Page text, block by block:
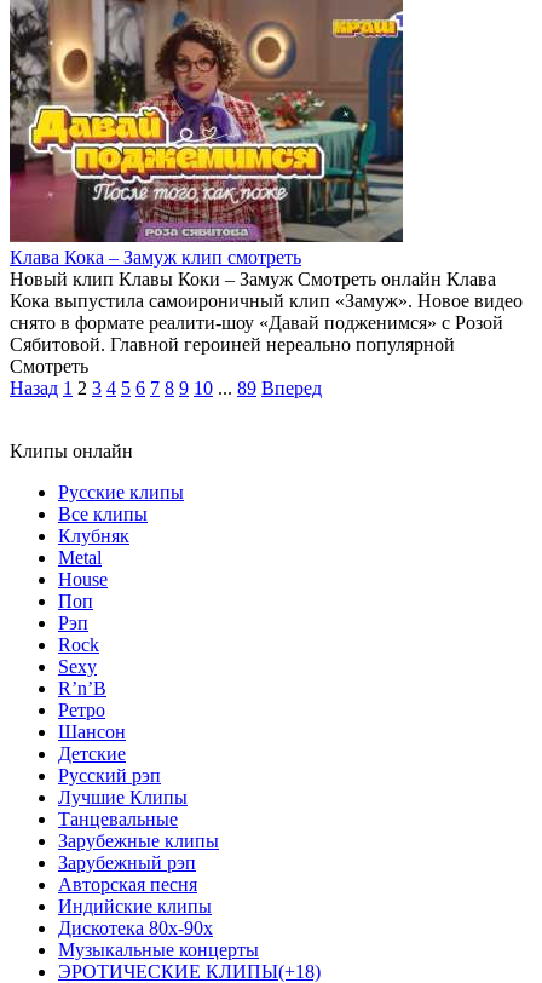
Клава Кока – Замуж клип смотреть
Новый клип Клавы Коки – Замуж Смотреть онлайн Клава
Кока выпустила самоироничный клип «Замуж». Новое видео
снято в формате реалити-шоу «Давай подженимся» с Розой
Сябитовой. Главной героиней нереально популярной
Смотреть
Назад 1 2 3 4 5 6 7 8 9 10 ... 89 Вперед
Клипы онлайн
Русские клипы
Все клипы
Клубняк
Metal
House
Поп
Рэп
Rock
Sexy
R’n’B
Ретро
Шансон
Детские
Русский рэп
Лучшие Клипы
Танцевальные
Зарубежные клипы
Зарубежный рэп
Авторская песня
Индийские клипы
Дискотека 80х-90х
Музыкальные концерты
ЭРОТИЧЕСКИЕ КЛИПЫ(+18)